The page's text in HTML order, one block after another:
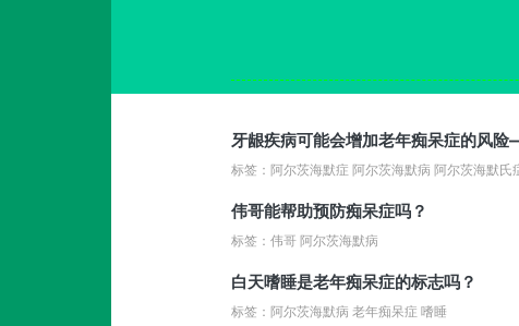
牙龈疾病可能会增加老年痴呆症的风
标签：阿尔茨海默症 阿尔茨海默病 阿尔茨海默
伟哥能帮助预防痴呆症吗？
标签：伟哥 阿尔茨海默病
白天嗜睡是老年痴呆症的标志吗？
标签：阿尔茨海默病 老年痴呆症 嗜睡